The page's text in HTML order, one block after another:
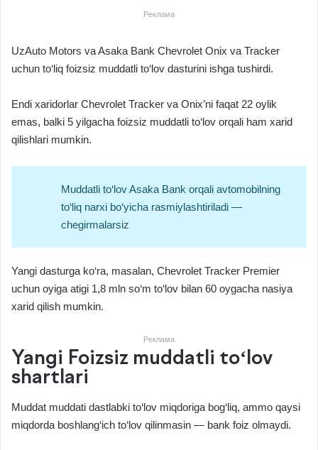
Реклама
UzAuto Motors va Asaka Bank Chevrolet Onix va Tracker
uchun to‘liq foizsiz muddatli to‘lov dasturini ishga tushirdi.
Endi xaridorlar Chevrolet Tracker va Onix’ni faqat 22 oylik
emas, balki 5 yilgacha foizsiz muddatli to‘lov orqali ham xarid
qilishlari mumkin.
Muddatli to‘lov Asaka Bank orqali avtomobilning
to‘liq narxi bo‘yicha rasmiylashtiriladi —
chegirmalarsiz
Yangi dasturga ko‘ra, masalan, Chevrolet Tracker Premier
uchun oyiga atigi 1,8 mln so‘m to‘lov bilan 60 oygacha nasiya
xarid qilish mumkin.
Реклама
Yangi Foizsiz muddatli to‘lov
shartlari
Muddat muddati dastlabki to‘lov miqdoriga bog‘liq, ammo qaysi
miqdorda boshlang‘ich to‘lov qilinmasin — bank foiz olmaydi.